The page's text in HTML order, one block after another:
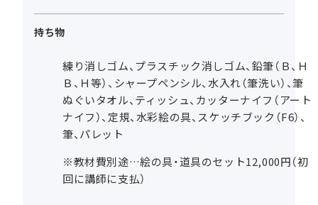
持ち物
練り消しゴム、プラスチック消しゴム、鉛筆（Ｂ、Ｈ
Ｂ、Ｈ等）、シャープペンシル、水入れ（筆洗い）、筆
ぬぐいタオル、ティッシュ、カッターナイフ（アート
ナイフ）、定規、水彩絵の具、スケッチブック（F6）、
筆、パレット
※教材費別途…絵の具・道具のセット12,000円（初
回に講師に支払）